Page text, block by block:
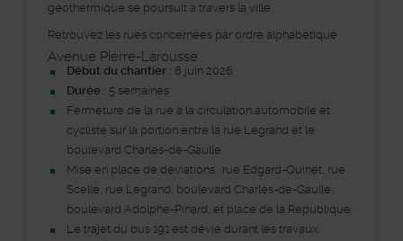
géothermique se poursuit à travers la ville.
Retrouvez les rues concernées par ordre alphabétique.
Avenue Pierre-Larousse
Début du chantier : 8 juin 2026
Durée : 5 semaines
Fermeture de la rue à la circulation automobile et
cycliste sur la portion entre la rue Legrand et le
boulevard Charles-de-Gaulle
Mise en place de déviations : rue Edgard-Quinet, rue
Scellé, rue Legrand, boulevard Charles-de-Gaulle,
boulevard Adolphe-Pinard, et place de la République
Le trajet du bus 191 est dévié durant les travaux.